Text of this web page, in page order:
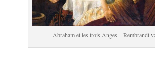
Abraham et les trois Anges – Rembrandt